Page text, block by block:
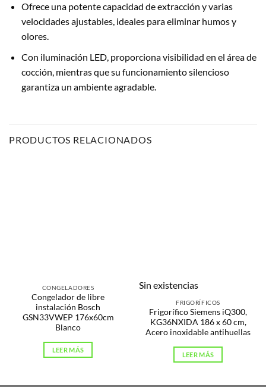
Ofrece una potente capacidad de extracción y varias
velocidades ajustables, ideales para eliminar humos y
olores.
Con iluminación LED, proporciona visibilidad en el área de
cocción, mientras que su funcionamiento silencioso
garantiza un ambiente agradable.
PRODUCTOS RELACIONADOS
CONGELADORES
Congelador de libre
instalación Bosch
GSN33VWEP 176x60cm
Blanco
LEER MÁS
Sin existencias
FRIGORÍFICOS
Frigorífico Siemens iQ300,
KG36NXIDA 186 x 60 cm,
Acero inoxidable antihuellas
LEER MÁS